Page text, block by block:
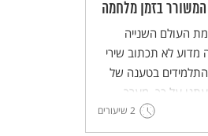
בזמן מלחמה
העולם השנייה
מדוע לא תכתוב שירי
בטענה של
על כך. מערך
2 שיעורים